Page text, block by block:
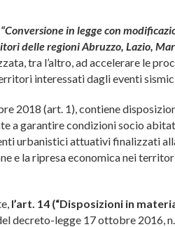
“Conversione in legge con
delle regioni Abruzzo, Lazio,
tra l’altro, ad accelerare le
interessati dagli eventi
2018 (art. 1), contiene
a garantire condizioni socio
urbanistici attuativi finalizzati
e la ripresa economica nei
l’art. 14 (“Disposizioni in
decreto-legge 17 ottobre 2016,